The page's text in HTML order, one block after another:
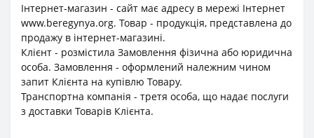
Інтернет-магазин - сайт має адресу в мережі Інтернет
www.beregynya.org. Товар - продукція, представлена до
продажу в інтернет-магазині.
Клієнт - розмістила Замовлення фізична або юридична
особа. Замовлення - оформлений належним чином
запит Клієнта на купівлю Товару.
Транспортна компанія - третя особа, що надає послуги
з доставки Товарів Клієнта.